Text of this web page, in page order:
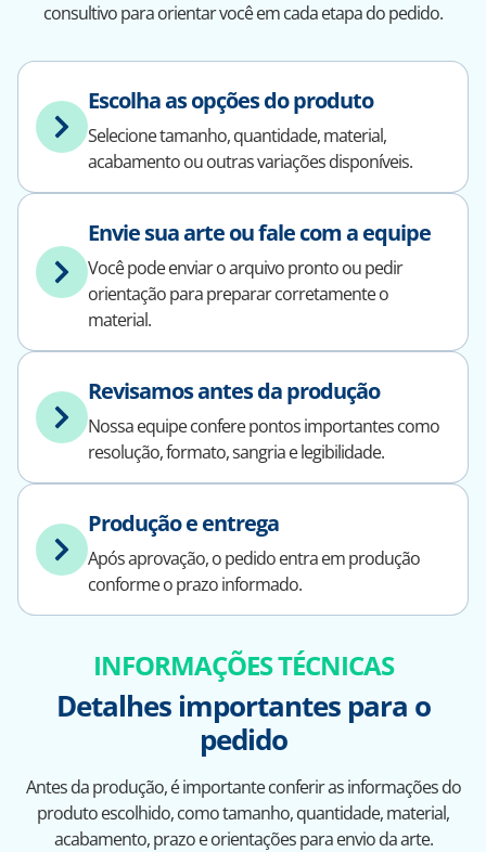
consultivo para orientar você em cada etapa do pedido.
Escolha as opções do produto
Selecione tamanho, quantidade, material,
acabamento ou outras variações disponíveis.
Envie sua arte ou fale com a equipe
Você pode enviar o arquivo pronto ou pedir
orientação para preparar corretamente o
material.
Revisamos antes da produção
Nossa equipe confere pontos importantes como
resolução, formato, sangria e legibilidade.
Produção e entrega
Após aprovação, o pedido entra em produção
conforme o prazo informado.
INFORMAÇÕES TÉCNICAS
Detalhes importantes para o
pedido
Antes da produção, é importante conferir as informações do
produto escolhido, como tamanho, quantidade, material,
acabamento, prazo e orientações para envio da arte.